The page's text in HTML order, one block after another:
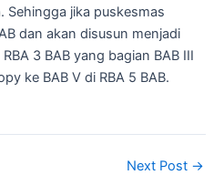
Sehingga jika puskesmas
dan akan disusun menjadi
3 BAB yang bagian BAB III
ke BAB V di RBA 5 BAB.
Next Post →